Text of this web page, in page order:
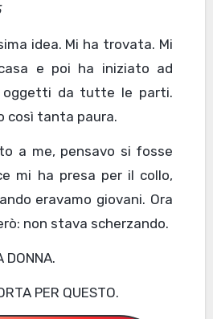
idea. Mi ha trovata. Mi
e poi ha iniziato ad
oggetti da tutte le parti.
così tanta paura.
a me, pensavo si fosse
mi ha presa per il collo,
eravamo giovani. Ora
non stava scherzando.
DONNA.
PER QUESTO.